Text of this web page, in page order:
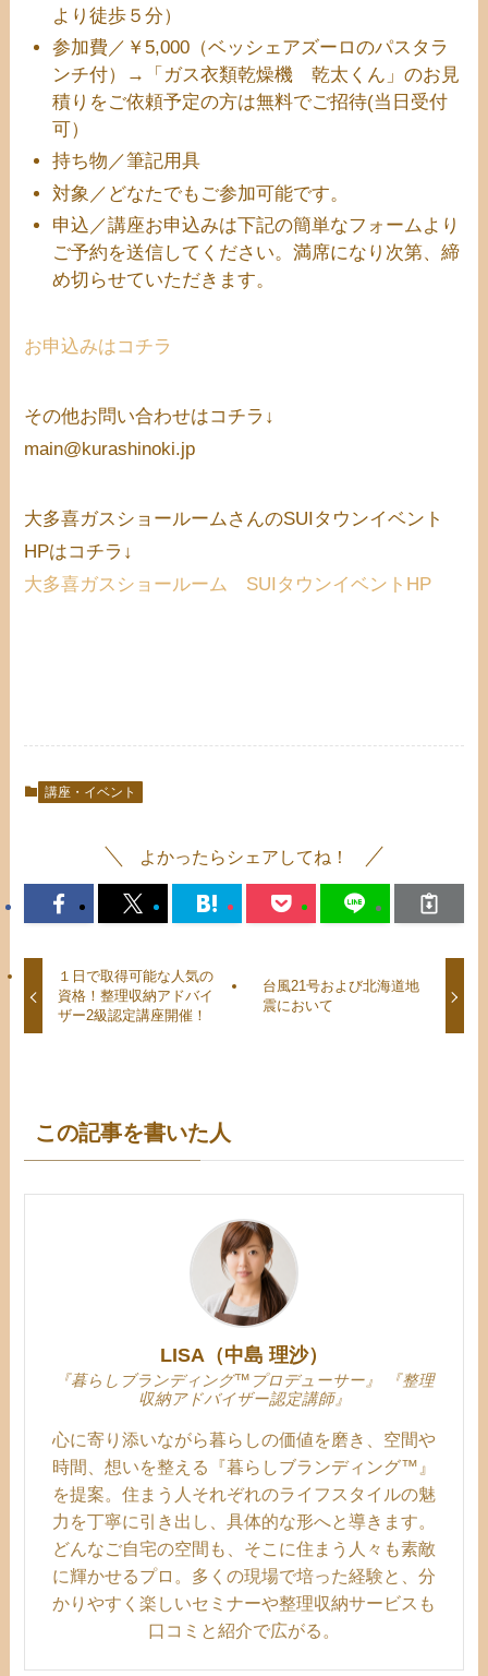
より徒歩５分）
参加費／￥5,000（ベッシェアズーロのパスタラ
ンチ付）→「ガス衣類乾燥機 乾太くん」のお見
積りをご依頼予定の方は無料でご招待(当日受付
可）
持ち物／筆記用具
対象／どなたでもご参加可能です。
申込／講座お申込みは下記の簡単なフォームより
ご予約を送信してください。満席になり次第、締
め切らせていただきます。
お申込みはコチラ
その他お問い合わせはコチラ↓
main@kurashinoki.jp
大多喜ガスショールームさんのSUIタウンイベント
HPはコチラ↓
大多喜ガスショールーム SUIタウンイベントHP
講座・イベント
よかったらシェアしてね！
１日で取得可能な人気の
資格！整理収納アドバイ
ザー2級認定講座開催！
台風21号および北海道地
震において
この記事を書いた人
LISA（中島 理沙）
『暮らしブランディング™プロデューサー』 『整理
収納アドバイザー認定講師』
心に寄り添いながら暮らしの価値を磨き、空間や
時間、想いを整える『暮らしブランディング™』
を提案。住まう人それぞれのライフスタイルの魅
力を丁寧に引き出し、具体的な形へと導きます。
どんなご自宅の空間も、そこに住まう人々も素敵
に輝かせるプロ。多くの現場で培った経験と、分
かりやすく楽しいセミナーや整理収納サービスも
口コミと紹介で広がる。